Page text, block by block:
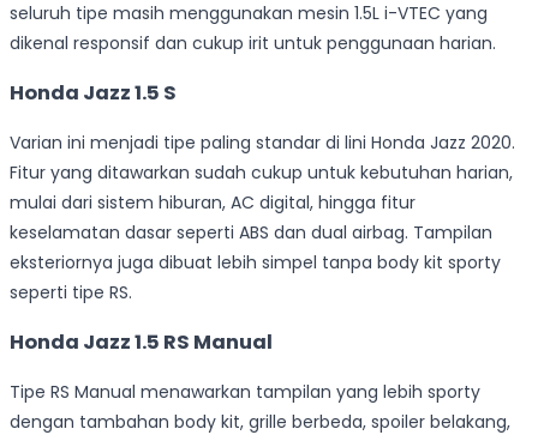
seluruh tipe masih menggunakan mesin 1.5L i-VTEC yang
dikenal responsif dan cukup irit untuk penggunaan harian.
Honda Jazz 1.5 S
Varian ini menjadi tipe paling standar di lini Honda Jazz 2020.
Fitur yang ditawarkan sudah cukup untuk kebutuhan harian,
mulai dari sistem hiburan, AC digital, hingga fitur
keselamatan dasar seperti ABS dan dual airbag. Tampilan
eksteriornya juga dibuat lebih simpel tanpa body kit sporty
seperti tipe RS.
Honda Jazz 1.5 RS Manual
Tipe RS Manual menawarkan tampilan yang lebih sporty
dengan tambahan body kit, grille berbeda, spoiler belakang,